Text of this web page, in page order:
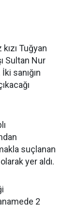
Tuğyan
Sultan Nur
sanığın
suçlanan
yer aldı.
2